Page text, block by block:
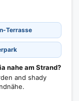
Terrasse
nahe am Strand?
and shady